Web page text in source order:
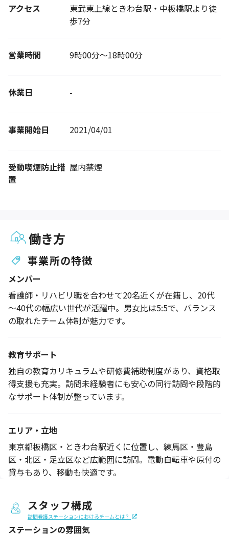
アクセス
東武東上線ときわ台駅・中板橋駅より徒
歩7分
営業時間 9時00分～18時00分
休業日 -
事業開始日 2021/04/01
受動喫煙防止措
置
屋内禁煙
働き方
事業所の特徴
メンバー
看護師・リハビリ職を合わせて20名近くが在籍し、20代
～40代の幅広い世代が活躍中。男女比は5:5で、バランス
の取れたチーム体制が魅力です。
教育サポート
独自の教育カリキュラムや研修費補助制度があり、資格取
得支援も充実。訪問未経験者にも安心の同行訪問や段階的
なサポート体制が整っています。
エリア・立地
東京都板橋区・ときわ台駅近くに位置し、練馬区・豊島
区・北区・足立区など広範囲に訪問。電動自転車や原付の
貸与もあり、移動も快適です。
スタッフ構成
訪問看護ステーションにおけるチームとは？
ステーションの雰囲気